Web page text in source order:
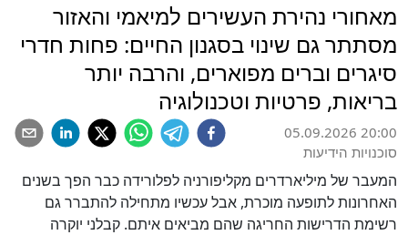
מאחורי נהירת העשירים למיאמי והאזור
מסתתר גם שינוי בסגנון החיים: פחות חדרי
סיגרים וברים מפוארים, והרבה יותר
בריאות, פרטיות וטכנולוגיה
05.09.2026 20:00
סוכנויות הידיעות
המעבר של מיליארדרים מקליפורניה לפלורידה כבר הפך בשנים
האחרונות לתופעה מוכרת, אבל עכשיו מתחילה להתברר גם
רשימת הדרישות החריגה שהם מביאים איתם. קבלני יוקרה